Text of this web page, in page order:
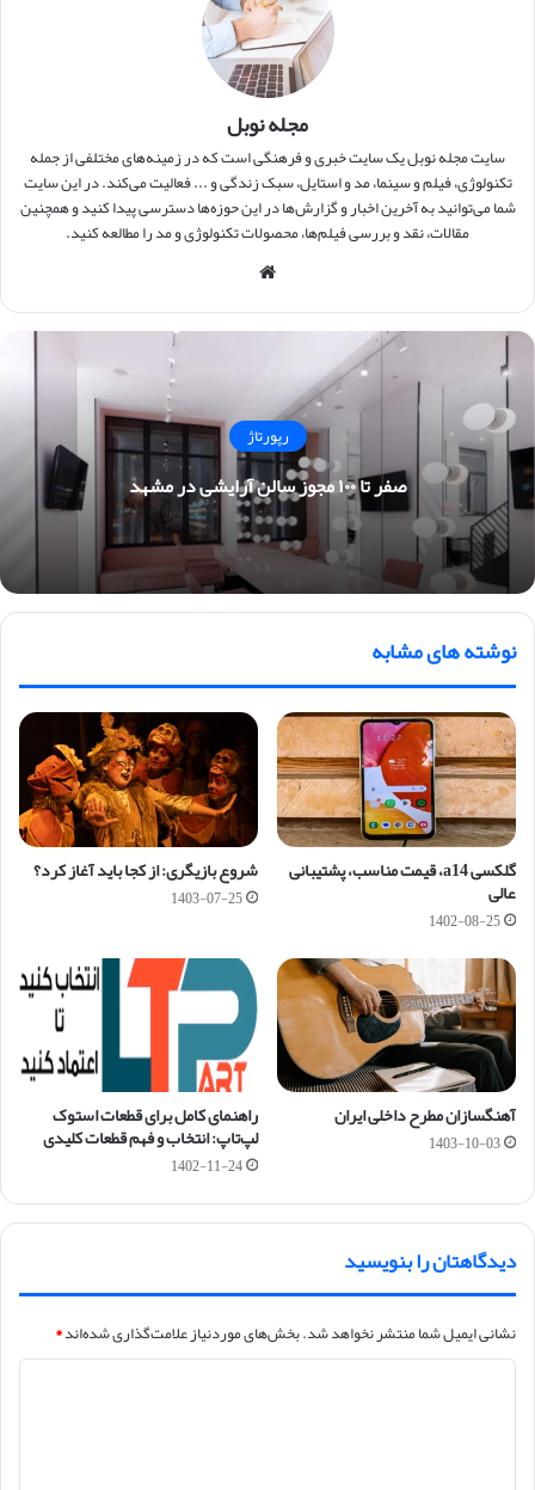
مجله نوبل
سایت مجله نوبل یک سایت خبری و فرهنگی است که در زمینه‌های مختلفی از جمله
تکنولوژی، فیلم و سینما، مد و استایل، سبک زندگی و ... فعالیت می‌کند. در این سایت
شما می‌توانید به آخرین اخبار و گزارش‌ها در این حوزه‌ها دسترسی پیدا کنید و همچنین
مقالات، نقد و بررسی فیلم‌ها، محصولات تکنولوژی و مد را مطالعه کنید.
رپورتاژ
صفر تا ۱۰۰ مجوز سالن آرایشی در مشهد
نوشته های مشابه
گلکسی a14، قیمت مناسب، پشتیبانی
عالی
1402-08-25
شروع بازیگری: از کجا باید آغاز کرد؟
1403-07-25
آهنگسازان مطرح داخلی ایران
1403-10-03
راهنمای کامل برای قطعات استوک
لپ‌تاپ: انتخاب و فهم قطعات کلیدی
1402-11-24
دیدگاهتان را بنویسید
نشانی ایمیل شما منتشر نخواهد شد.بخش‌های موردنیاز علامت‌گذاری شده‌اند*